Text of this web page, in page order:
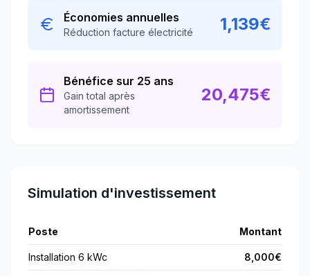
Économies annuelles
Réduction facture électricité 1,139€
Bénéfice sur 25 ans
Gain total après
amortissement
20,475€
Simulation d'investissement
Poste Montant
Installation 6 kWc 8,000€